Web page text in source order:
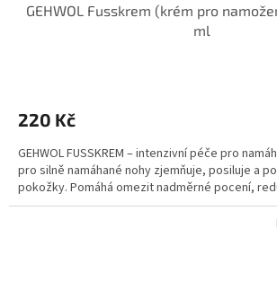
GEHWOL Fusskrem (krém pro
ml
220 Kč
GEHWOL FUSSKREM – intenzivní péče pro
pro silně namáhané nohy zjemňuje, posiluje a
pokožky. Pomáhá omezit nadměrné pocení,